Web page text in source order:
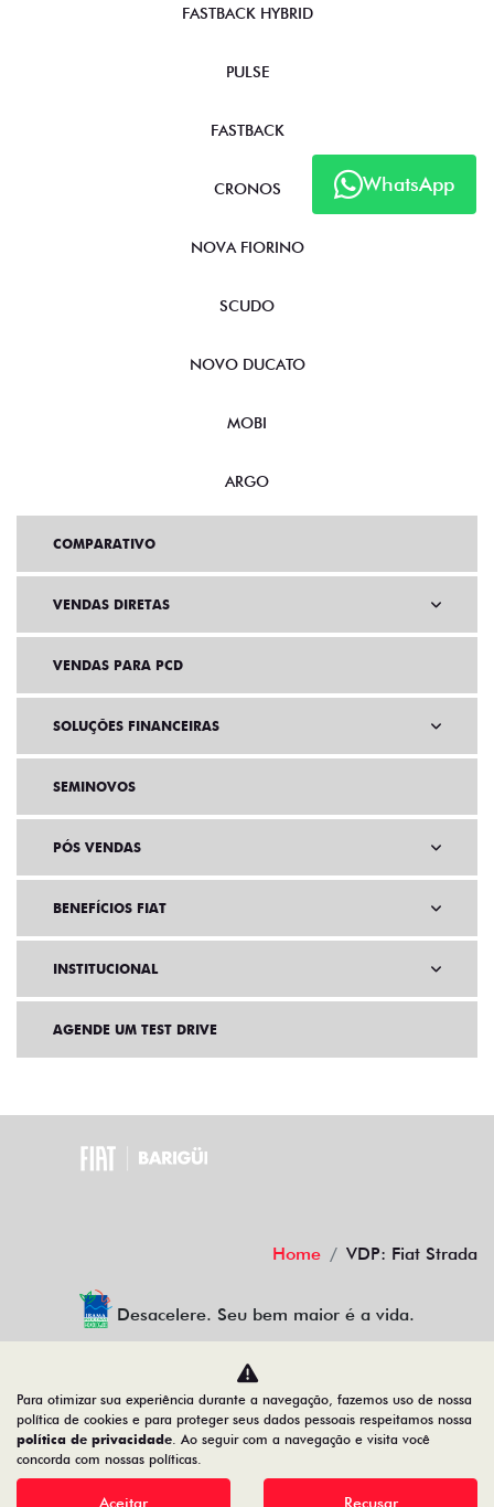
WhatsApp
FASTBACK HYBRID
PULSE
FASTBACK
CRONOS
NOVA FIORINO
SCUDO
NOVO DUCATO
MOBI
ARGO
COMPARATIVO
VENDAS DIRETAS
VENDAS PARA PCD
SOLUÇÕES FINANCEIRAS
SEMINOVOS
PÓS VENDAS
BENEFÍCIOS FIAT
INSTITUCIONAL
AGENDE UM TEST DRIVE
Home VDP: Fiat Strada
Desacelere. Seu bem maior é a vida.
BARIGUI VEICULOS LTDA
79.763.884/0005-10
Para otimizar sua experiência durante a navegação, fazemos uso de nossa
política de cookies e para proteger seus dados pessoais respeitamos nossa
política de privacidade. Ao seguir com a navegação e visita você
concorda com nossas políticas.
Aceitar Recusar